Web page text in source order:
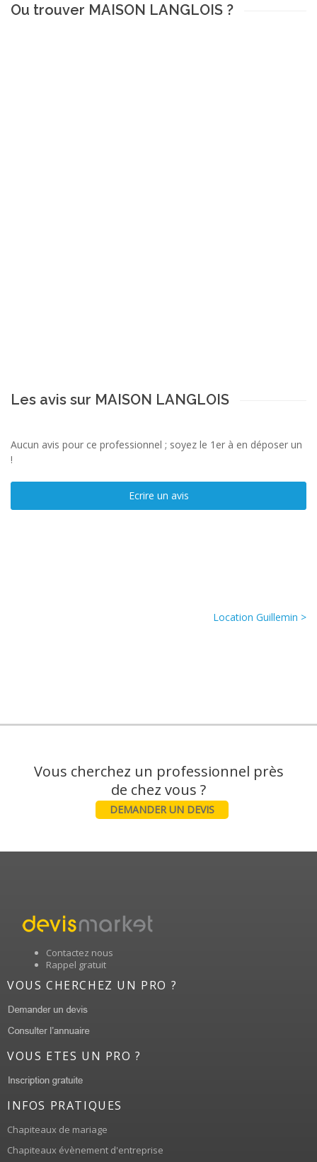
Ou trouver MAISON LANGLOIS ?
Les avis sur MAISON LANGLOIS
Aucun avis pour ce professionnel ; soyez le 1er à en déposer un
!
Ecrire un avis
Location Guillemin >
Vous cherchez un professionnel près
DEMANDER UN DEVIS
Contactez nous
Rappel gratuit
VOUS CHERCHEZ UN PRO ?
VOUS ETES UN PRO ?
INFOS PRATIQUES
Chapiteaux de mariage
Chapiteaux évènement d'entreprise